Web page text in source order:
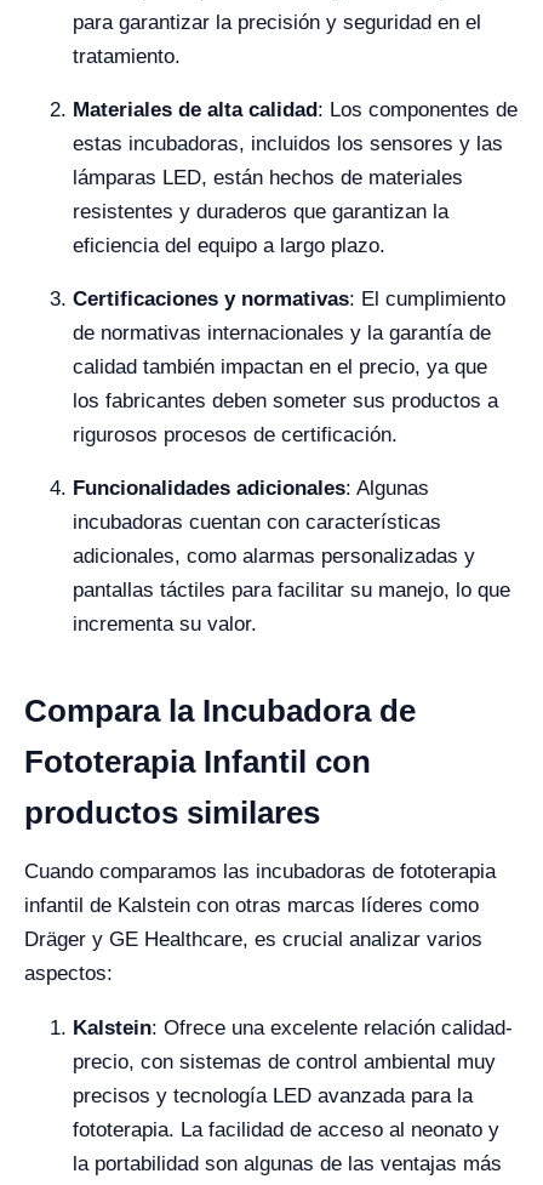
para garantizar la precisión y seguridad en el
tratamiento.
Materiales de alta calidad: Los componentes de
estas incubadoras, incluidos los sensores y las
lámparas LED, están hechos de materiales
resistentes y duraderos que garantizan la
eficiencia del equipo a largo plazo.
Certificaciones y normativas: El cumplimiento
de normativas internacionales y la garantía de
calidad también impactan en el precio, ya que
los fabricantes deben someter sus productos a
rigurosos procesos de certificación.
Funcionalidades adicionales: Algunas
incubadoras cuentan con características
adicionales, como alarmas personalizadas y
pantallas táctiles para facilitar su manejo, lo que
incrementa su valor.
Compara la Incubadora de
Fototerapia Infantil con
productos similares
Cuando comparamos las incubadoras de fototerapia
infantil de Kalstein con otras marcas líderes como
Dräger y GE Healthcare, es crucial analizar varios
aspectos:
Kalstein: Ofrece una excelente relación calidad-
precio, con sistemas de control ambiental muy
precisos y tecnología LED avanzada para la
fototerapia. La facilidad de acceso al neonato y
la portabilidad son algunas de las ventajas más